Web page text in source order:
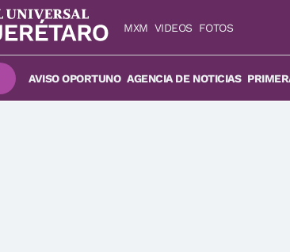
MXM VIDEOS FOTOS
AVISO OPORTUNO AGENCIA DE NOTICIAS